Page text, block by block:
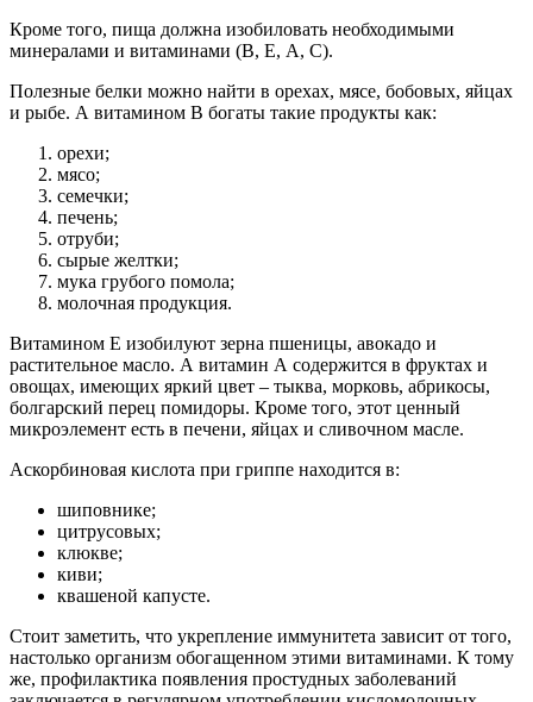
Кроме того, пища должна изобиловать необходимыми
минералами и витаминами (В, Е, А, С).
Полезные белки можно найти в орехах, мясе, бобовых, яйцах
и рыбе. А витамином В богаты такие продукты как:
орехи;
мясо;
семечки;
печень;
отруби;
сырые желтки;
мука грубого помола;
молочная продукция.
Витамином Е изобилуют зерна пшеницы, авокадо и
растительное масло. А витамин А содержится в фруктах и
овощах, имеющих яркий цвет – тыква, морковь, абрикосы,
болгарский перец помидоры. Кроме того, этот ценный
микроэлемент есть в печени, яйцах и сливочном масле.
Аскорбиновая кислота при гриппе находится в:
шиповнике;
цитрусовых;
клюкве;
киви;
квашеной капусте.
Стоит заметить, что укрепление иммунитета зависит от того,
настолько организм обогащенном этими витаминами. К тому
же, профилактика появления простудных заболеваний